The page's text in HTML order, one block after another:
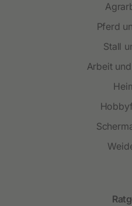
Pferd
Stall
Arbeit